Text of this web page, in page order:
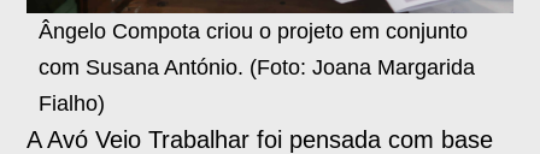
Ângelo Compota criou o projeto em conjunto
com Susana António. (Foto: Joana Margarida
Fialho)
A Avó Veio Trabalhar foi pensada com base